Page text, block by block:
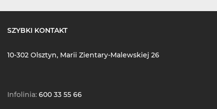
SZYBKI KONTAKT
10-302 Olsztyn, Marii Zientary-Malewskiej 26
Infolinia: 600 33 55 66